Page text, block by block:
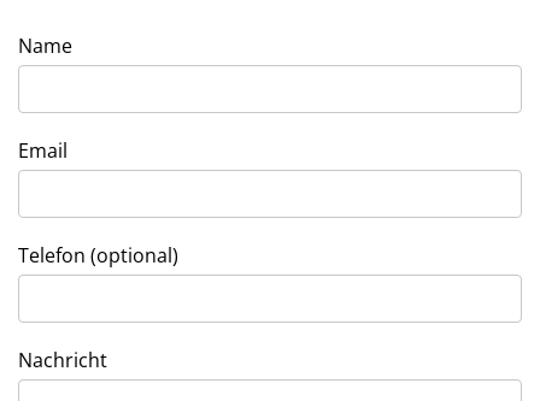
Name
Email
Telefon (optional)
Nachricht